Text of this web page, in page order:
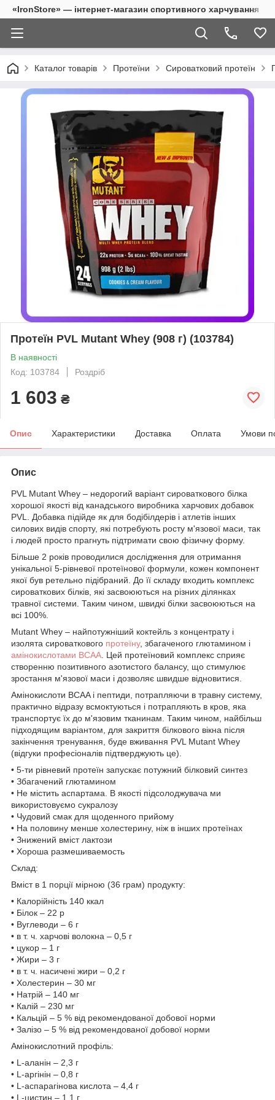
«IronStore» — інтернет-магазин спортивного харчування
Каталог товарів Протеїни Сироватковий протеїн
Протеїн PVL Mutant Whey (908 г) (103784)
В наявності
Код: 103784
Роздріб
1 603 ₴
Опис Характеристики Доставка Оплата Умови
Опис
PVL Mutant Whey – недорогий варіант сироваткового білка
хорошої якості від канадського виробника харчових добавок
PVL. Добавка підійде як для бодібілдерів і атлетів інших
силових видів спорту, які потребують росту м'язової маси, так
і людей просто прагнуть підтримати свою фізичну форму.
Більше 2 років проводилися дослідження для отримання
унікальної 5-рівневої протеїнової формули, кожен компонент
якої був ретельно підібраний. До її складу входить комплекс
сироваткових білків, які засвоюються на різних ділянках
травної системи. Таким чином, швидкі білки засвоюються на
всі 100%.
Mutant Whey – найпотужніший коктейль з концентрату і
изолята сироваткового протеїну, збагаченого глютамином і
амінокислотами BCAA . Цей протеїновий комплекс сприяє
створенню позитивного азотистого балансу, що стимулює
зростання м'язової маси і дозволяє швидше відновитися.
Амінокислоти BCAA і пептиди, потрапляючи в травну систему,
практично відразу всмоктуються і потрапляють в кров, яка
транспортує їх до м'язовим тканинам. Таким чином, найбільш
підходящим варіантом, для закриття білкового вікна після
закінчення тренування, буде вживання PVL Mutant Whey
(відгуки професіоналів підтверджують це).
• 5-ти рівневий протеїн запускає потужний білковий синтез
• Збагачений глютамином
• Не містить аспартама. В якості підсолоджувача ми
використовуємо сукралозу
• Чудовий смак для щоденного прийому
• На половину менше холестерину, ніж в інших протеїнах
• Знижений вміст лактози
• Хороша размешиваемость
Склад:
Вміст в 1 порції мірною (36 грам) продукту:
• Калорійність 140 ккал
• Білок – 22 р
• Вуглеводи – 6 г
• в т. ч. харчові волокна – 0,5 г
• цукор – 1 г
• Жири – 3 г
• в т. ч. насичені жири – 0,2 г
• Холестерин – 30 мг
• Натрій – 140 мг
• Калій – 230 мг
• Кальцій – 5 % від рекомендованої добової норми
• Залізо – 5 % від рекомендованої добової норми
Амінокислотний профіль:
• L-аланін – 2,3 г
• L-аргінін – 0,8 г
• L-аспарагінова кислота – 4,4 г
• L-цистин – 1,1 г